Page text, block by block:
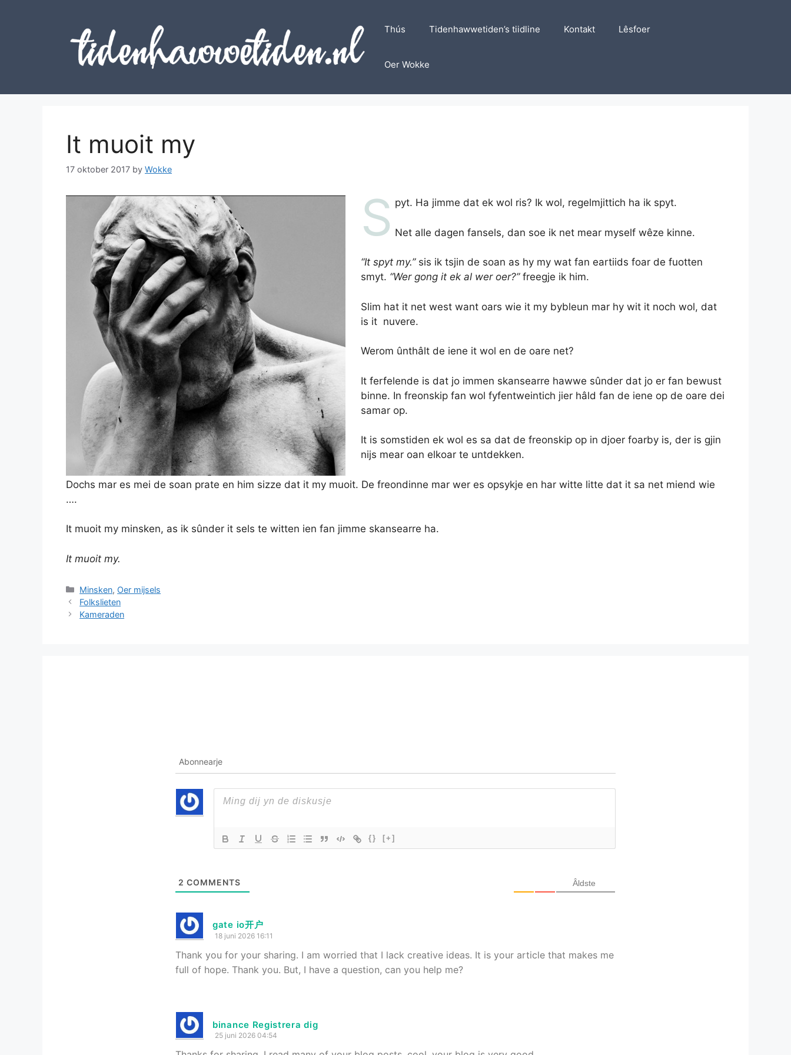
Thús Tidenhawwetiden’s tiidline Kontakt Lêsfoer
Oer Wokke
It muoit my
17 oktober 2017 by Wokke
S pyt. Ha jimme dat ek wol ris? Ik wol, regelmjittich ha ik spyt.
Net alle dagen fansels, dan soe ik net mear myself wêze kinne.
“It spyt my.” sis ik tsjin de soan as hy my wat fan eartiids foar de fuotten
smyt. “Wer gong it ek al wer oer?”freegje ik him.
Slim hat it net west want oars wie it my bybleun mar hy wit it noch wol, dat
is it nuvere.
Werom ûnthâlt de iene it wol en de oare net?
It ferfelende is dat jo immen skansearre hawwe sûnder dat jo er fan bewust
binne. In freonskip fan wol fyfentweintich jier hâld fan de iene op de oare dei
samar op.
It is somstiden ek wol es sa dat de freonskip op in djoer foarby is, der is gjin
nijs mear oan elkoar te untdekken.
Dochs mar es mei de soan prate en him sizze dat it my muoit. De freondinne mar wer es opsykje en har witte litte dat it sa net miend wie
….
It muoit my minsken, as ik sûnder it sels te witten ien fan jimme skansearre ha.
It muoit my.
Categories
Minsken, Oer mijsels
Folkslieten
Kameraden
Abonnearje
{} [+]
2 COMMENTS Âldste
gate io开户
18 juni 2026 16:11
Thank you for your sharing. I am worried that I lack creative ideas. It is your article that makes me
full of hope. Thank you. But, I have a question, can you help me?
binance Registrera dig
25 juni 2026 04:54